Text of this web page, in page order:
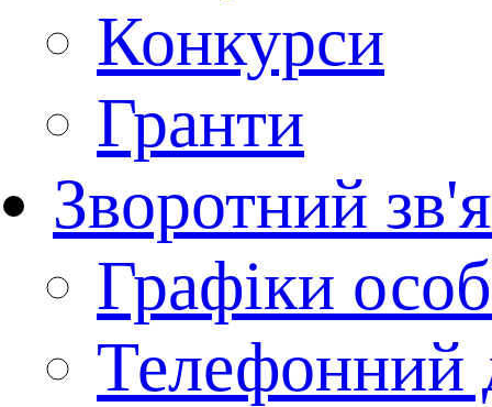
Конкурси
Гранти
Зворотний
Графіки
Телефонний